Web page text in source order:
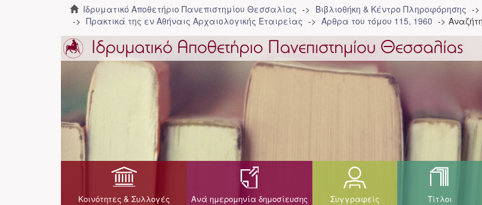
Ιδρυματικό Αποθετήριο Πανεπιστημίου Θεσσαλίας Βιβλιοθήκη & Κέντρο Πληροφόρησης
Πρακτικά της εν Αθήναις Αρχαιολογικής Εταιρείας
Άρθρα του τόμου 115, 1960
Κοινότητες & Συλλογές Ανά ημερομηνία δημοσίευσης Συγγραφείς Τίτλοι